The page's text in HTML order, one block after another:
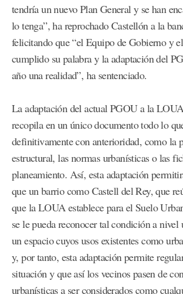
tendría un nuevo Plan General y se han
lo tenga”, ha reprochado Castellón a la
felicitando que “el Equipo de Gobierno y
cumplido su palabra y la adaptación del
año una realidad”, ha sentenciado.
La adaptación del actual PGOU a la
recopila en un único documento todo lo
definitivamente con anterioridad, como la
estructural, las normas urbanísticas o las
planeamiento. Así, esta adaptación
que un barrio como Castell del Rey, que
que la LOUA establece para el Suelo
se le pueda reconocer tal condición a nivel
un espacio cuyos usos existentes como
y, por tanto, esta adaptación permite
situación y que así los vecinos pasen de
urbanísticas a ser considerados como